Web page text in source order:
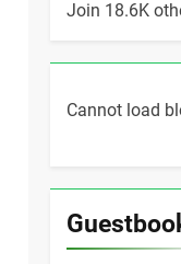
Join 18.6K
Cannot load